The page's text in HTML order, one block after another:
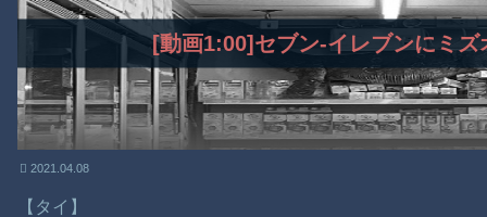
[動画1:00]セブン-イレブンにミズ
2021.04.08
【タイ】